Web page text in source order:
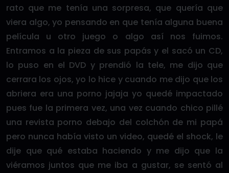
rato que me tenía una sorpresa, que quería que
viera algo, yo pensando en que tenía alguna buena
película u otro juego o algo así nos fuimos.
Entramos a la pieza de sus papás y el sacó un CD,
lo puso en el DVD y prendió la tele, me dijo que
cerrara los ojos, yo lo hice y cuando me dijo que los
abriera era una porno jajaja yo quedé impactado
pues fue la primera vez, una vez cuando chico pillé
una revista porno debajo del colchón de mi papá
pero nunca había visto un video, quedé el shock, le
dije que qué estaba haciendo y me dijo que la
viéramos juntos que me iba a gustar, se sentó al